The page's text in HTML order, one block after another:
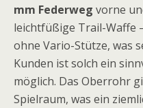
mm Federweg vorne
leichtfüßige Trail-Waffe
ohne Vario-Stütze, was
Kunden ist solch ein
möglich. Das Oberrohr
Spielraum, was ein